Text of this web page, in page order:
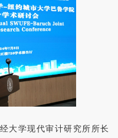
大学现代审计研究所所长